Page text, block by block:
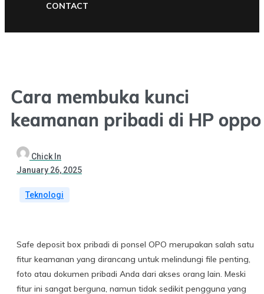
CONTACT
Cara membuka kunci
keamanan pribadi di HP oppo
Chick In
January 26, 2025
Teknologi
Safe deposit box pribadi di ponsel OPO merupakan salah satu
fitur keamanan yang dirancang untuk melindungi file penting,
foto atau dokumen pribadi Anda dari akses orang lain. Meski
fitur ini sangat berguna, namun tidak sedikit pengguna yang